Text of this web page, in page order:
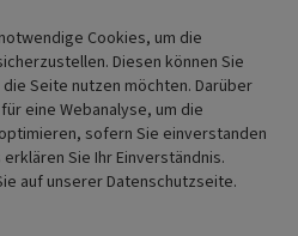
Cookies, um die
Diesen können Sie
Seite nutzen möchten. Darüber
eine Webanalyse, um die
sofern Sie einverstanden
Sie Ihr Einverständnis.
auf unserer Datenschutzseite.